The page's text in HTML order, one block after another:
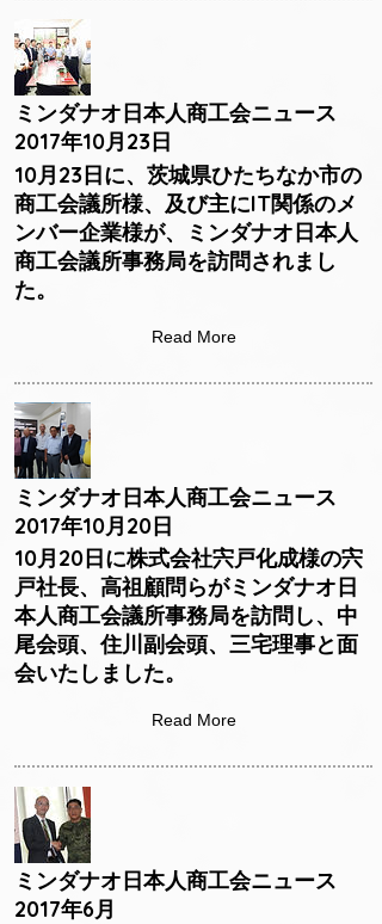
ミンダナオ日本人商工会ニュース
2017年10月23日
10月23日に、茨城県ひたちなか市の
商工会議所様、及び主にIT関係のメ
ンバー企業様が、ミンダナオ日本人
商工会議所事務局を訪問されまし
た。
Read More
ミンダナオ日本人商工会ニュース
2017年10月20日
10月20日に株式会社宍戸化成様の宍
戸社長、高祖顧問らがミンダナオ日
本人商工会議所事務局を訪問し、中
尾会頭、住川副会頭、三宅理事と面
会いたしました。
Read More
ミンダナオ日本人商工会ニュース
2017年6月